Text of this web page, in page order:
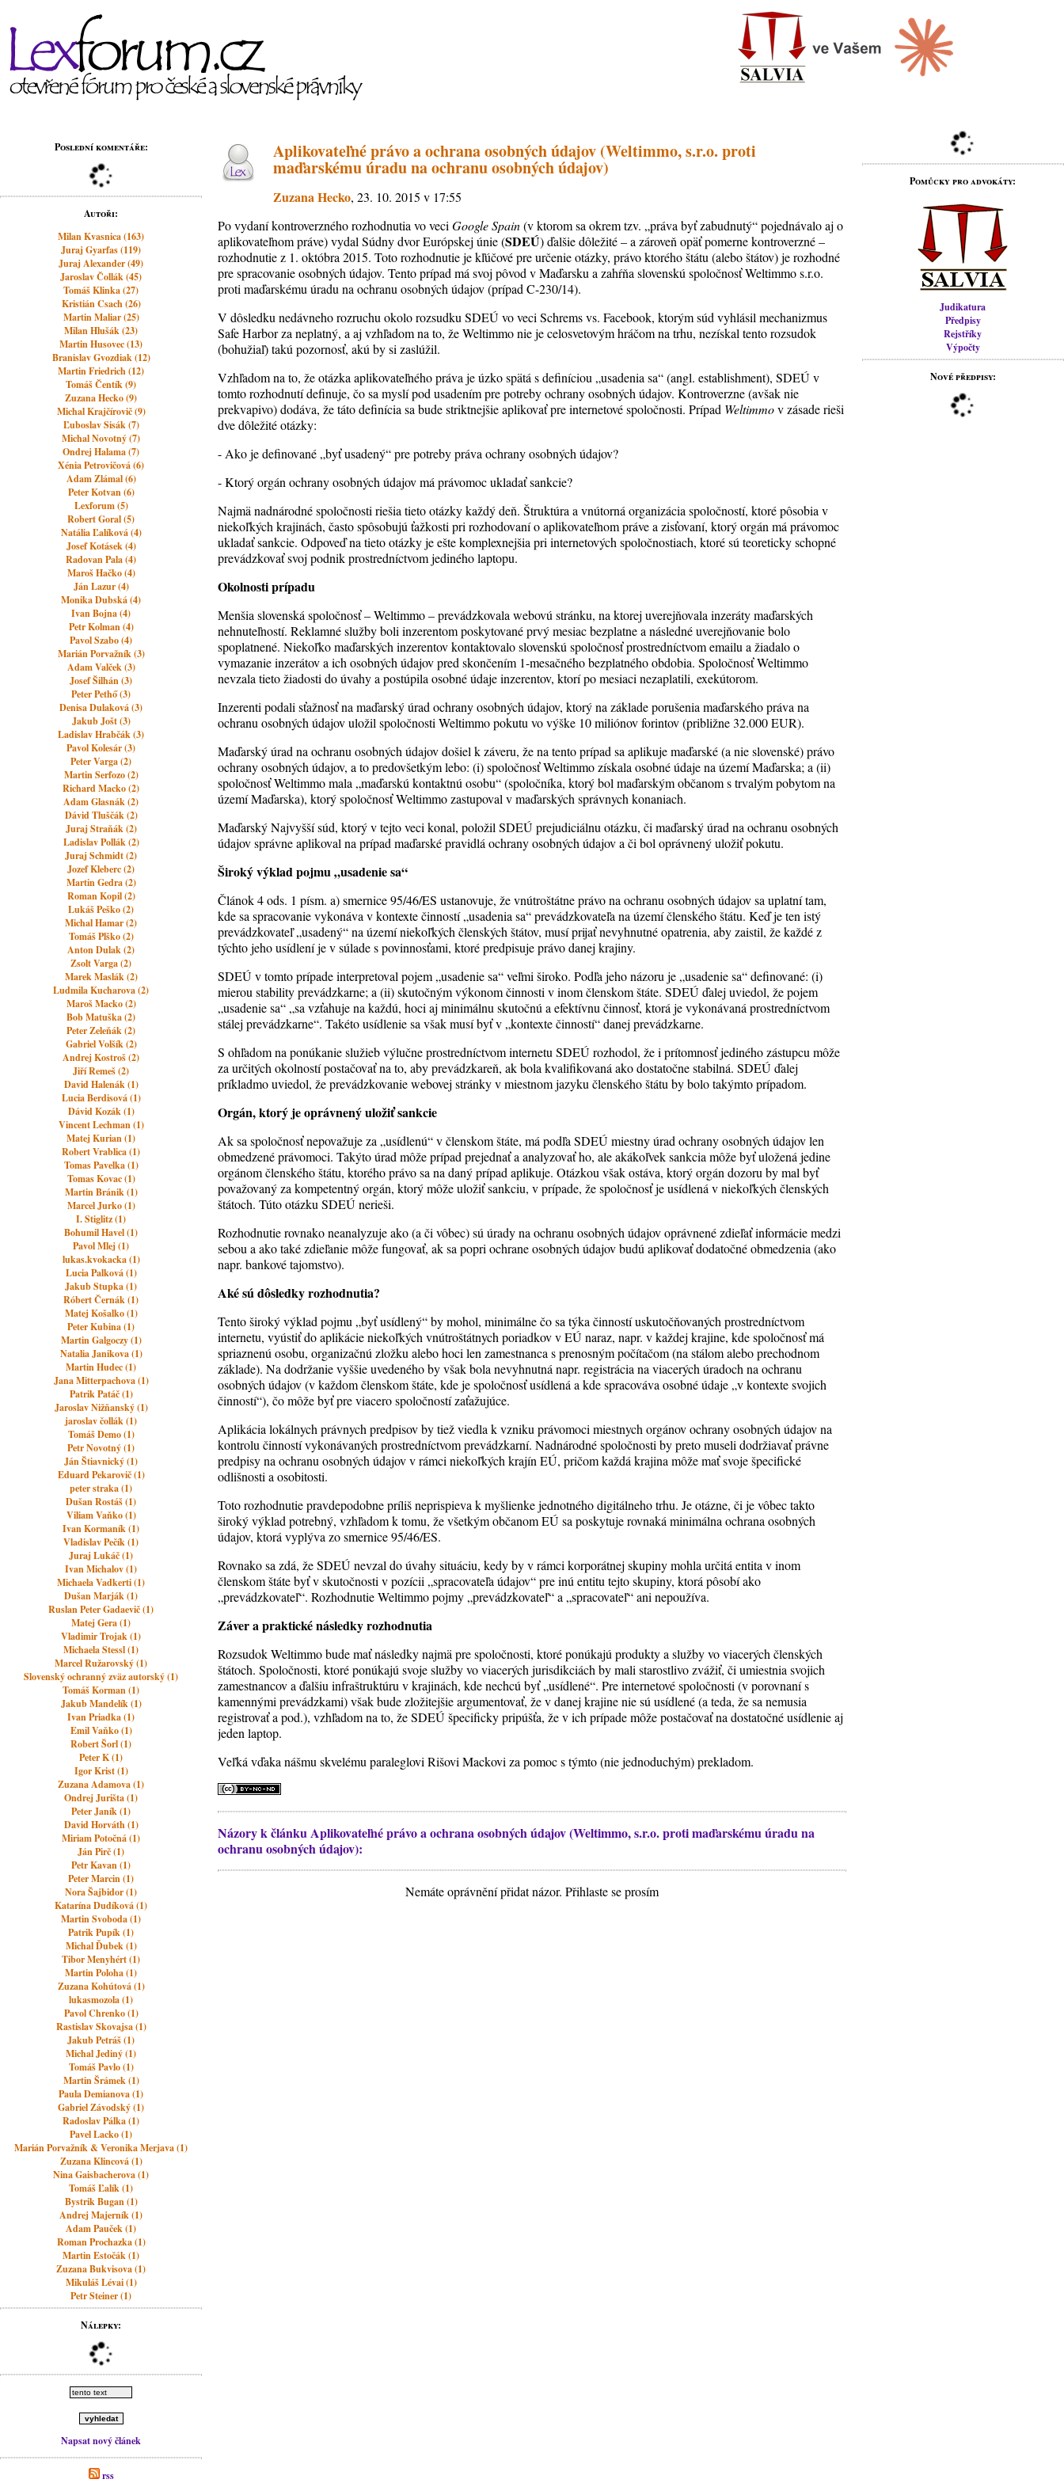
Poslední komentáře:
Autoři:
Milan Kvasnica (163)
Juraj Gyarfas (119)
Juraj Alexander (49)
Jaroslav Čollák (45)
Tomáš Klinka (27)
Kristián Csach (26)
Martin Maliar (25)
Milan Hlušák (23)
Martin Husovec (13)
Branislav Gvozdiak (12)
Martin Friedrich (12)
Tomáš Čentík (9)
Zuzana Hecko (9)
Michal Krajčírovič (9)
Ľuboslav Sisák (7)
Michal Novotný (7)
Ondrej Halama (7)
Xénia Petrovičová (6)
Adam Zlámal (6)
Peter Kotvan (6)
Lexforum (5)
Robert Goral (5)
Natália Ľalíková (4)
Josef Kotásek (4)
Radovan Pala (4)
Maroš Hačko (4)
Ján Lazur (4)
Monika Dubská (4)
Ivan Bojna (4)
Petr Kolman (4)
Pavol Szabo (4)
Marián Porvažník (3)
Adam Valček (3)
Josef Šilhán (3)
Peter Pethő (3)
Denisa Dulaková (3)
Jakub Jošt (3)
Ladislav Hrabčák (3)
Pavol Kolesár (3)
Peter Varga (2)
Martin Serfozo (2)
Richard Macko (2)
Adam Glasnák (2)
Dávid Tluščák (2)
Juraj Straňák (2)
Ladislav Pollák (2)
Juraj Schmidt (2)
Jozef Kleberc (2)
Martin Gedra (2)
Roman Kopil (2)
Lukáš Peško (2)
Michal Hamar (2)
Tomáš Plško (2)
Anton Dulak (2)
Zsolt Varga (2)
Marek Maslák (2)
Ludmila Kucharova (2)
Maroš Macko (2)
Bob Matuška (2)
Peter Zeleňák (2)
Gabriel Volšík (2)
Andrej Kostroš (2)
Jiří Remeš (2)
David Halenák (1)
Lucia Berdisová (1)
Dávid Kozák (1)
Vincent Lechman (1)
Matej Kurian (1)
Robert Vrablica (1)
Tomas Pavelka (1)
Tomas Kovac (1)
Martin Bránik (1)
Marcel Jurko (1)
I. Stiglitz (1)
Bohumil Havel (1)
Pavol Mlej (1)
lukas.kvokacka (1)
Lucia Palková (1)
Jakub Stupka (1)
Róbert Černák (1)
Matej Košalko (1)
Peter Kubina (1)
Martin Galgoczy (1)
Natalia Janikova (1)
Martin Hudec (1)
Jana Mitterpachova (1)
Patrik Patáč (1)
Jaroslav Nižňanský (1)
jaroslav čollák (1)
Tomáš Demo (1)
Petr Novotný (1)
Ján Štiavnický (1)
Eduard Pekarovič (1)
peter straka (1)
Dušan Rostáš (1)
Viliam Vaňko (1)
Ivan Kormaník (1)
Vladislav Pečík (1)
Juraj Lukáč (1)
Ivan Michalov (1)
Michaela Vadkerti (1)
Dušan Marják (1)
Ruslan Peter Gadaevič (1)
Matej Gera (1)
Vladimir Trojak (1)
Michaela Stessl (1)
Marcel Ružarovský (1)
Slovenský ochranný zväz autorský (1)
Tomáš Korman (1)
Jakub Mandelík (1)
Ivan Priadka (1)
Emil Vaňko (1)
Robert Šorl (1)
Peter K (1)
Igor Krist (1)
Zuzana Adamova (1)
Ondrej Jurišta (1)
Peter Janík (1)
David Horváth (1)
Miriam Potočná (1)
Ján Pirč (1)
Petr Kavan (1)
Peter Marcin (1)
Nora Šajbidor (1)
Katarína Dudíková (1)
Martin Svoboda (1)
Patrik Pupík (1)
Michal Ďubek (1)
Tibor Menyhért (1)
Martin Poloha (1)
Zuzana Kohútová (1)
lukasmozola (1)
Pavol Chrenko (1)
Rastislav Skovajsa (1)
Jakub Petráš (1)
Michal Jediný (1)
Tomáš Pavlo (1)
Martin Šrámek (1)
Paula Demianova (1)
Gabriel Závodský (1)
Radoslav Pálka (1)
Pavel Lacko (1)
Marián Porvažník & Veronika Merjava (1)
Zuzana Klincová (1)
Nina Gaisbacherova (1)
Tomáš Ľalík (1)
Bystrik Bugan (1)
Andrej Majerník (1)
Adam Pauček (1)
Roman Prochazka (1)
Martin Estočák (1)
Zuzana Bukvisova (1)
Mikuláš Lévai (1)
Petr Steiner (1)
Nálepky:
Napsat nový článek
rss
Pomůcky pro advokáty:
Judikatura
Předpisy
Rejstříky
Výpočty
Nové předpisy:
Aplikovateľné právo a ochrana osobných údajov (Weltimmo, s.r.o. proti
maďarskému úradu na ochranu osobných údajov)
Zuzana Hecko, 23. 10. 2015 v 17:55
Po vydaní kontroverzného rozhodnutia vo veciGoogle Spain(v ktorom sa okrem tzv. „práva byť zabudnutý“ pojednávalo aj o
aplikovateľnom práve) vydal Súdny dvor Európskej únie (SDEÚ) ďalšie dôležité – a zároveň opäť pomerne kontroverzné –
rozhodnutie z 1. októbra 2015. Toto rozhodnutie je kľúčové pre určenie otázky, právo ktorého štátu (alebo štátov) je rozhodné
pre spracovanie osobných údajov. Tento prípad má svoj pôvod v Maďarsku a zahŕňa slovenskú spoločnosť Weltimmo s.r.o.
proti maďarskému úradu na ochranu osobných údajov (prípad C-230/14).
V dôsledku nedávneho rozruchu okolo rozsudku SDEÚ vo veci Schrems vs. Facebook, ktorým súd vyhlásil mechanizmus
Safe Harbor za neplatný, a aj vzhľadom na to, že Weltimmo nie je celosvetovým hráčom na trhu, nezískal tento rozsudok
(bohužiaľ) takú pozornosť, akú by si zaslúžil.
Vzhľadom na to, že otázka aplikovateľného práva je úzko spätá s definíciou „usadenia sa“ (angl. establishment), SDEÚ v
tomto rozhodnutí definuje, čo sa myslí pod usadením pre potreby ochrany osobných údajov. Kontroverzne (avšak nie
prekvapivo) dodáva, že táto definícia sa bude striktnejšie aplikovať pre internetové spoločnosti. Prípad Weltimmov zásade rieši
dve dôležité otázky:
- Ako je definované „byť usadený“ pre potreby práva ochrany osobných údajov?
- Ktorý orgán ochrany osobných údajov má právomoc ukladať sankcie?
Najmä nadnárodné spoločnosti riešia tieto otázky každý deň. Štruktúra a vnútorná organizácia spoločností, ktoré pôsobia v
niekoľkých krajinách, často spôsobujú ťažkosti pri rozhodovaní o aplikovateľnom práve a zisťovaní, ktorý orgán má právomoc
ukladať sankcie. Odpoveď na tieto otázky je ešte komplexnejšia pri internetových spoločnostiach, ktoré sú teoreticky schopné
prevádzkovať svoj podnik prostredníctvom jediného laptopu.
Okolnosti prípadu
Menšia slovenská spoločnosť – Weltimmo – prevádzkovala webovú stránku, na ktorej uverejňovala inzeráty maďarských
nehnuteľností. Reklamné služby boli inzerentom poskytované prvý mesiac bezplatne a následné uverejňovanie bolo
spoplatnené. Niekoľko maďarských inzerentov kontaktovalo slovenskú spoločnosť prostredníctvom emailu a žiadalo o
vymazanie inzerátov a ich osobných údajov pred skončením 1-mesačného bezplatného obdobia. Spoločnosť Weltimmo
nevzala tieto žiadosti do úvahy a postúpila osobné údaje inzerentov, ktorí po mesiaci nezaplatili, exekútorom.
Inzerenti podali sťažnosť na maďarský úrad ochrany osobných údajov, ktorý na základe porušenia maďarského práva na
ochranu osobných údajov uložil spoločnosti Weltimmo pokutu vo výške 10 miliónov forintov (približne 32.000 EUR).
Maďarský úrad na ochranu osobných údajov došiel k záveru, že na tento prípad sa aplikuje maďarské (a nie slovenské) právo
ochrany osobných údajov, a to predovšetkým lebo: (i) spoločnosť Weltimmo získala osobné údaje na území Maďarska; a (ii)
spoločnosť Weltimmo mala „maďarskú kontaktnú osobu“ (spoločníka, ktorý bol maďarským občanom s trvalým pobytom na
území Maďarska), ktorý spoločnosť Weltimmo zastupoval v maďarských správnych konaniach.
Maďarský Najvyšší súd, ktorý v tejto veci konal, položil SDEÚ prejudiciálnu otázku, či maďarský úrad na ochranu osobných
údajov správne aplikoval na prípad maďarské pravidlá ochrany osobných údajov a či bol oprávnený uložiť pokutu.
Široký výklad pojmu „usadenie sa“
Článok 4 ods. 1 písm. a) smernice 95/46/ES ustanovuje, že vnútroštátne právo na ochranu osobných údajov sa uplatní tam,
kde sa spracovanie vykonáva v kontexte činností „usadenia sa“ prevádzkovateľa na území členského štátu. Keď je ten istý
prevádzkovateľ „usadený“ na území niekoľkých členských štátov, musí prijať nevyhnutné opatrenia, aby zaistil, že každé z
týchto jeho usídlení je v súlade s povinnosťami, ktoré predpisuje právo danej krajiny.
SDEÚ v tomto prípade interpretoval pojem „usadenie sa“ veľmi široko. Podľa jeho názoru je „usadenie sa“ definované: (i)
mierou stability prevádzkarne; a (ii) skutočným výkonom činnosti v inom členskom štáte. SDEÚ ďalej uviedol, že pojem
„usadenie sa“ „sa vzťahuje na každú, hoci aj minimálnu skutočnú a efektívnu činnosť, ktorá je vykonávaná prostredníctvom
stálej prevádzkarne“. Takéto usídlenie sa však musí byť v „kontexte činností“ danej prevádzkarne.
S ohľadom na ponúkanie služieb výlučne prostredníctvom internetu SDEÚ rozhodol, že i prítomnosť jediného zástupcu môže
za určitých okolností postačovať na to, aby prevádzkareň, ak bola kvalifikovaná ako dostatočne stabilná. SDEÚ ďalej
príkladmo uviedol, že prevádzkovanie webovej stránky v miestnom jazyku členského štátu by bolo takýmto prípadom.
Orgán, ktorý je oprávnený uložiť sankcie
Ak sa spoločnosť nepovažuje za „usídlenú“ v členskom štáte, má podľa SDEÚ miestny úrad ochrany osobných údajov len
obmedzené právomoci. Takýto úrad môže prípad prejednať a analyzovať ho, ale akákoľvek sankcia môže byť uložená jedine
orgánom členského štátu, ktorého právo sa na daný prípad aplikuje. Otázkou však ostáva, ktorý orgán dozoru by mal byť
považovaný za kompetentný orgán, ktorý môže uložiť sankciu, v prípade, že spoločnosť je usídlená v niekoľkých členských
štátoch. Túto otázku SDEÚ nerieši.
Rozhodnutie rovnako neanalyzuje ako (a či vôbec) sú úrady na ochranu osobných údajov oprávnené zdieľať informácie medzi
sebou a ako také zdieľanie môže fungovať, ak sa popri ochrane osobných údajov budú aplikovať dodatočné obmedzenia (ako
napr. bankové tajomstvo).
Aké sú dôsledky rozhodnutia?
Tento široký výklad pojmu „byť usídlený“ by mohol, minimálne čo sa týka činností uskutočňovaných prostredníctvom
internetu, vyústiť do aplikácie niekoľkých vnútroštátnych poriadkov v EÚ naraz, napr. v každej krajine, kde spoločnosť má
spriaznenú osobu, organizačnú zložku alebo hoci len zamestnanca s prenosným počítačom (na stálom alebo prechodnom
základe). Na dodržanie vyššie uvedeného by však bola nevyhnutná napr. registrácia na viacerých úradoch na ochranu
osobných údajov (v každom členskom štáte, kde je spoločnosť usídlená a kde spracováva osobné údaje „v kontexte svojich
činností“), čo môže byť pre viacero spoločností zaťažujúce.
Aplikácia lokálnych právnych predpisov by tiež viedla k vzniku právomoci miestnych orgánov ochrany osobných údajov na
kontrolu činností vykonávaných prostredníctvom prevádzkarní. Nadnárodné spoločnosti by preto museli dodržiavať právne
predpisy na ochranu osobných údajov v rámci niekoľkých krajín EÚ, pričom každá krajina môže mať svoje špecifické
odlišnosti a osobitosti.
Toto rozhodnutie pravdepodobne príliš neprispieva k myšlienke jednotného digitálneho trhu. Je otázne, či je vôbec takto
široký výklad potrebný, vzhľadom k tomu, že všetkým občanom EÚ sa poskytuje rovnaká minimálna ochrana osobných
údajov, ktorá vyplýva zo smernice 95/46/ES.
Rovnako sa zdá, že SDEÚ nevzal do úvahy situáciu, kedy by v rámci korporátnej skupiny mohla určitá entita v inom
členskom štáte byť v skutočnosti v pozícii „spracovateľa údajov“ pre inú entitu tejto skupiny, ktorá pôsobí ako
„prevádzkovateľ“. Rozhodnutie Weltimmo pojmy „prevádzkovateľ“ a „spracovateľ“ ani nepoužíva.
Záver a praktické následky rozhodnutia
Rozsudok Weltimmo bude mať následky najmä pre spoločnosti, ktoré ponúkajú produkty a služby vo viacerých členských
štátoch. Spoločnosti, ktoré ponúkajú svoje služby vo viacerých jurisdikciách by mali starostlivo zvážiť, či umiestnia svojich
zamestnancov a ďalšiu infraštruktúru v krajinách, kde nechcú byť „usídlené“. Pre internetové spoločnosti (v porovnaní s
kamennými prevádzkami) však bude zložitejšie argumentovať, že v danej krajine nie sú usídlené (a teda, že sa nemusia
registrovať a pod.), vzhľadom na to, že SDEÚ špecificky pripúšťa, že v ich prípade môže postačovať na dostatočné usídlenie aj
jeden laptop.
Veľká vďaka nášmu skvelému paraleglovi Rišovi Mackovi za pomoc s týmto (nie jednoduchým) prekladom.
Názory k článku Aplikovateľné právo a ochrana osobných údajov (Weltimmo, s.r.o. proti maďarskému úradu na
ochranu osobných údajov):
Nemáte oprávnění přidat názor. Přihlaste se prosím